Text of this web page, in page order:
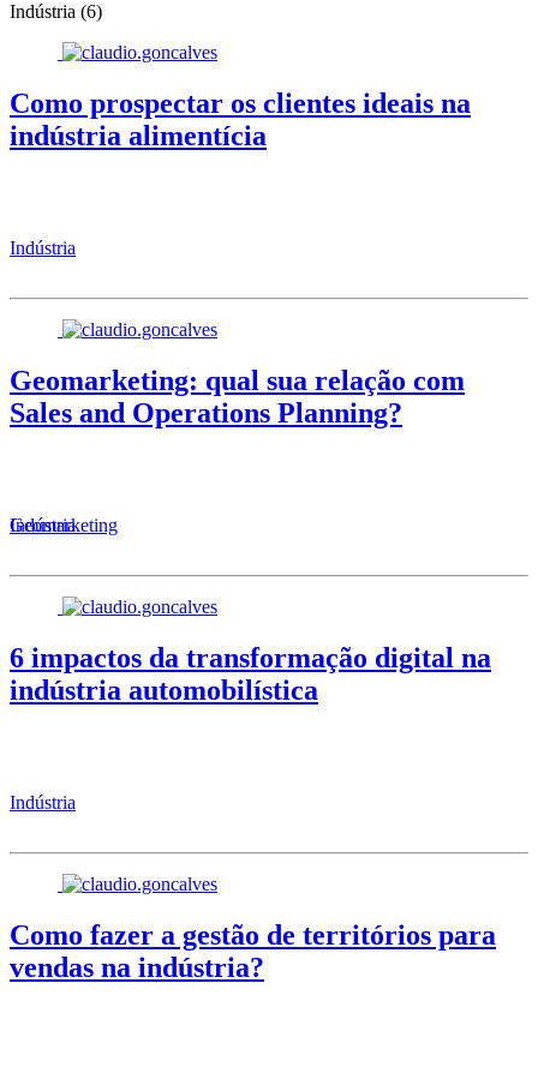
Indústria (6)
Como prospectar os clientes ideais na
indústria alimentícia
Indústria
Geomarketing: qual sua relação com
Sales and Operations Planning?
Geomarketing
Indústria
6 impactos da transformação digital na
indústria automobilística
Indústria
Como fazer a gestão de territórios para
vendas na indústria?